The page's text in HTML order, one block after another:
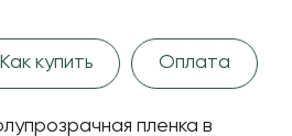
Как купить Оплата
пленка в